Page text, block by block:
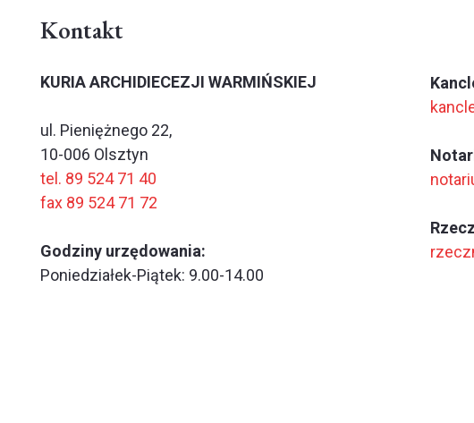
Kontakt
KURIA ARCHIDIECEZJI WARMIŃSKIEJ
ul. Pieniężnego 22,
10-006 Olsztyn
tel. 89 524 71 40
fax 89 524 71 72
Godziny urzędowania:
Poniedziałek-Piątek: 9.00-14.00